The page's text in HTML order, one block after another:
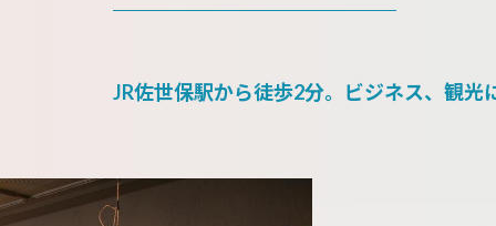
JR佐世保駅から徒歩2分。ビジネス、観光